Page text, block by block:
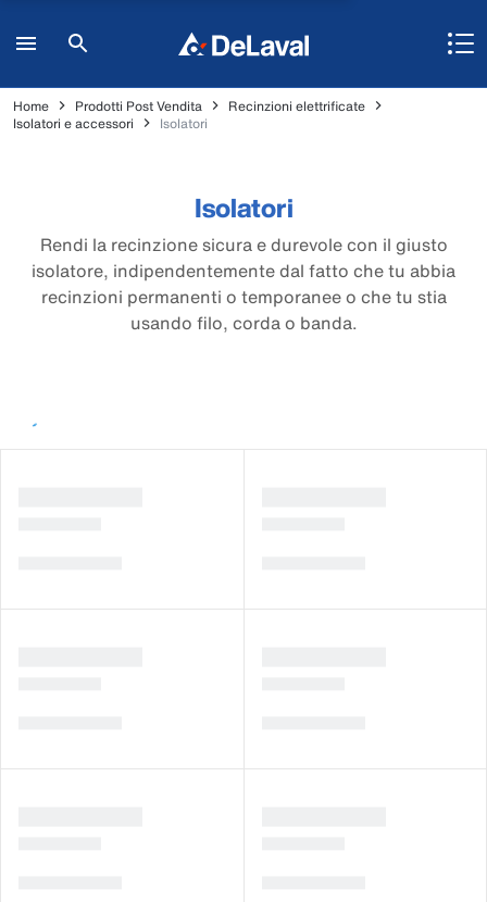
Home Prodotti Post Vendita
Recinzioni elettrificate
Isolatori e accessori
Isolatori
Isolatori
Rendi la recinzione sicura e durevole con il giusto
isolatore, indipendentemente dal fatto che tu abbia
recinzioni permanenti o temporanee o che tu stia
usando filo, corda o banda.